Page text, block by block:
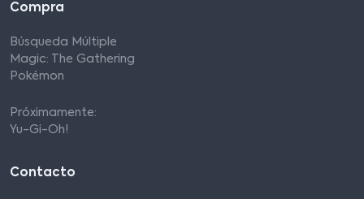
Compra
Búsqueda Múltiple
Magic: The Gathering
Pokémon
Próximamente:
Yu-Gi-Oh!
Contacto